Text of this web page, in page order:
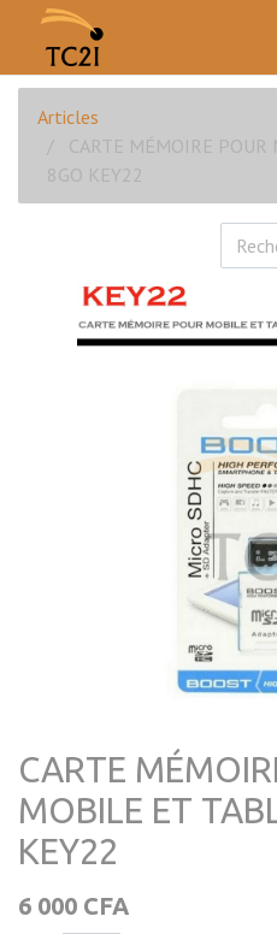
Articles
CARTE MÉMOIRE
8GO KEY22
CARTE
MOBILE ET
KEY22
6 000 CFA